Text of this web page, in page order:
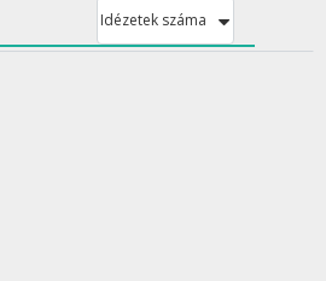
Idézetek száma